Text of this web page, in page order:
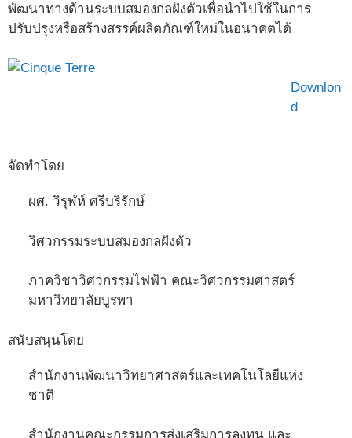
พัฒนาทางด้านระบบสมองกลฝังตัวเพื่อนำไปใช้ในการ
ปรับปรุงหรือสร้างสรรค์ผลิตภัณฑ์ใหม่ในอนาคตได้
Downlon
d
จัดทำโดย
ผศ. วิรุฬห์ ศรีบริรักษ์
วิศวกรรมระบบสมองกลฝังตัว
ภาควิชาวิศวกรรมไฟฟ้า คณะวิศวกรรมศาสตร์
มหาวิทยาลัยบูรพา
สนับสนุนโดย
สำนักงานพัฒนาวิทยาศาสตร์และเทคโนโลยีแห่ง
ชาติ
สำนักงานคณะกรรมการส่งเสริมการลงทุน และ